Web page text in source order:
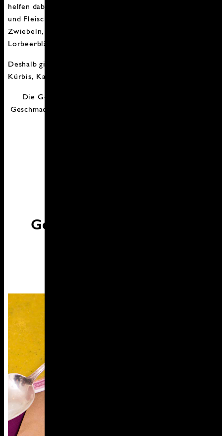
helfen dabei Kohlgemüse, Hülsenfrüchte, Nüsse, Fisch
und Fleisch zu verwerten und Knoblauch, Kurkuma,
Zwiebeln, Bockshornkleesamen, Kardamom und
Lorbeerblätter unterstützen den Stoffwechsel.
Deshalb gibt es heute eine Gemüsesuppe mit Sellerie,
Kürbis, Karotte und Dinkel.
Die Gemüsesorten können je nach Jahreszeit und
Geschmack getauscht werden oder variieren. Alles geht
Gemüsesuppe mit Dinkel